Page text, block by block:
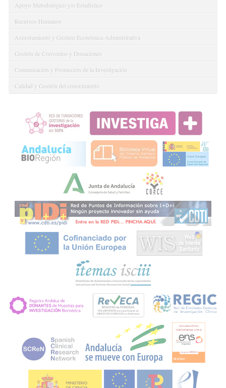
Apoyo Metodológico y/o Estadístico
Recursos Humanos
Asesoramiento y Gestión Económica-Administrativa
Gestión de Convenios y Donaciones
Comunicación y Promoción de la Investigación
Calidad y Gestión del conocimiento